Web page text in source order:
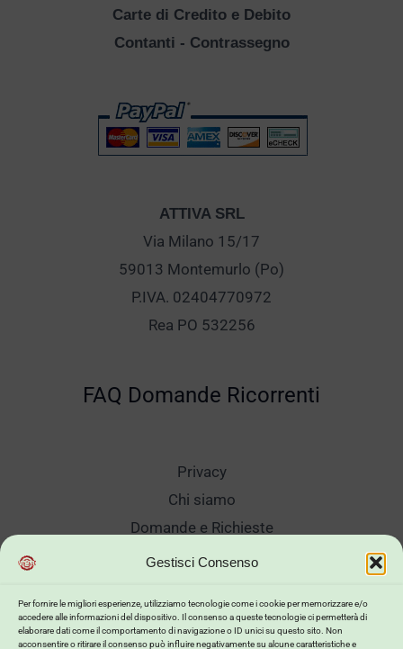
Gestisci Consenso
Per fornire le migliori esperienze, utilizziamo tecnologie come i cookie per memorizzare e/o
accedere alle informazioni del dispositivo. Il consenso a queste tecnologie ci permetterà di
elaborare dati come il comportamento di navigazione o ID unici su questo sito. Non
acconsentire o ritirare il consenso può influire negativamente su alcune caratteristiche e
Carte di Credito e Debito
Contanti - Contrassegno
ATTIVA SRL
Via Milano 15/17
59013 Montemurlo (Po)
P.IVA. 02404770972
Rea PO 532256
FAQ Domande Ricorrenti
Privacy
Chi siamo
Domande e Richieste
Showroom
Sanificazione e Lavaggi
Reso Cambio Merce